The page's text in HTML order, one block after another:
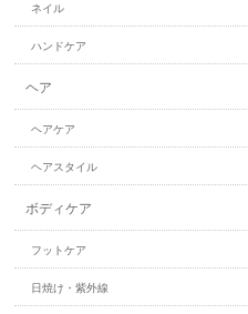
ネイル
ハンドケア
ヘア
ヘアケア
ヘアスタイル
ボディケア
フットケア
日焼け・紫外線